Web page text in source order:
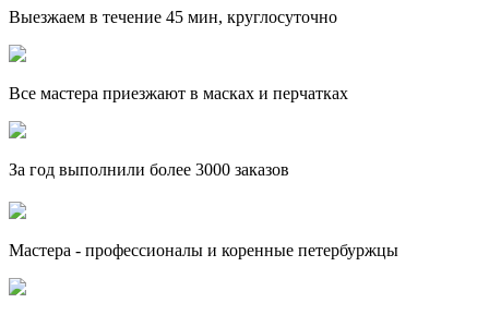
Выезжаем в течение 45 мин, круглосуточно
Все мастера приезжают в масках и перчатках
За год выполнили более 3000 заказов
Мастера - профессионалы и коренные петербуржцы